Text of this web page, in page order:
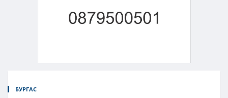
БУРГАС